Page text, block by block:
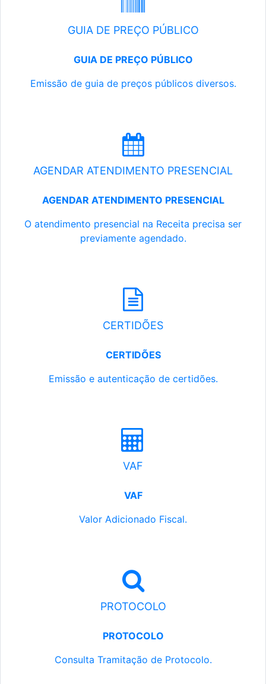
GUIA DE PREÇO PÚBLICO
GUIA DE PREÇO PÚBLICO
Emissão de guia de preços públicos diversos.
AGENDAR ATENDIMENTO PRESENCIAL
AGENDAR ATENDIMENTO PRESENCIAL
O atendimento presencial na Receita precisa ser
previamente agendado.
CERTIDÕES
CERTIDÕES
Emissão e autenticação de certidões.
VAF
VAF
Valor Adicionado Fiscal.
PROTOCOLO
PROTOCOLO
Consulta Tramitação de Protocolo.